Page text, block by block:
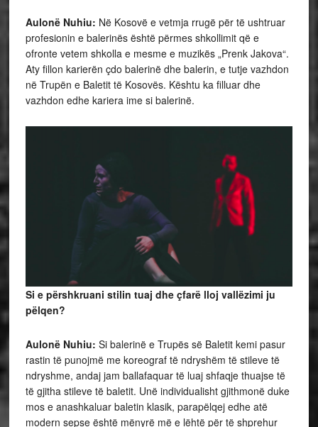
Aulonë Nuhiu: Në Kosovë e vetmja rrugë për të ushtruar
profesionin e balerinës është përmes shkollimit që e
ofronte vetem shkolla e mesme e muzikës „Prenk Jakova“.
Aty fillon karierën çdo balerinë dhe balerin, e tutje vazhdon
në Trupën e Baletit të Kosovës. Kështu ka filluar dhe
vazhdon edhe kariera ime si balerinë.
Si e përshkruani stilin tuaj dhe çfarë lloj vallëzimi ju
pëlqen?
Aulonë Nuhiu: Si balerinë e Trupës së Baletit kemi pasur
rastin të punojmë me koreograf të ndryshëm të stileve të
ndryshme, andaj jam ballafaquar të luaj shfaqje thuajse të
të gjitha stileve të baletit. Unë individualisht gjithmonë duke
mos e anashkaluar baletin klasik, parapëlqej edhe atë
modern sepse është mënyrë më e lëhtë për të shprehur